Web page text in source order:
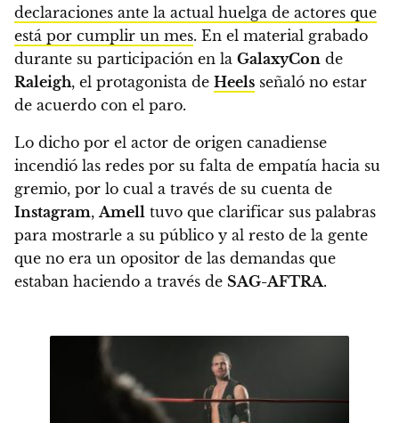
declaraciones ante la actual huelga de actores que
está por cumplir un mes. En el material grabado
durante su participación en la GalaxyCon de
Raleigh, el protagonista de Heels señaló no estar
de acuerdo con el paro.
Lo dicho por el actor de origen canadiense
incendió las redes por su falta de empatía hacia su
gremio, por lo cual a través de su cuenta de
Instagram,Amell tuvo que clarificar sus palabras
para mostrarle a su público y al resto de la gente
que no era un opositor de las demandas que
estaban haciendo a través de SAG-AFTRA.